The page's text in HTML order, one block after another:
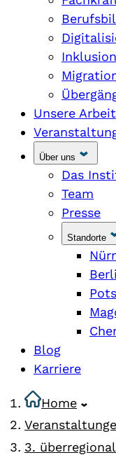
Unsere Arbeit
Über uns
Das
Team
Presse
Standorte
Blog
Karriere
Home
3.